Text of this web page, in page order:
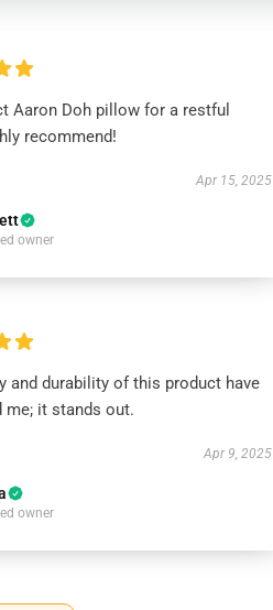
Aaron Doh pillow for a restful
recommend!
Apr 15, 2025
owner
and durability of this product have
me; it stands out.
Apr 9, 2025
owner